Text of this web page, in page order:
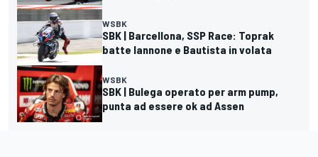
WSBK
SBK | Barcellona, SSP Race: Toprak
batte Iannone e Bautista in volata
WSBK
SBK | Bulega operato per arm pump,
punta ad essere ok ad Assen